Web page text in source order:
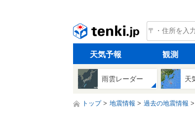
tenki.jp
天気予報 観測
雨雲レーダー 天
トップ 地震情報 過去の地震情報